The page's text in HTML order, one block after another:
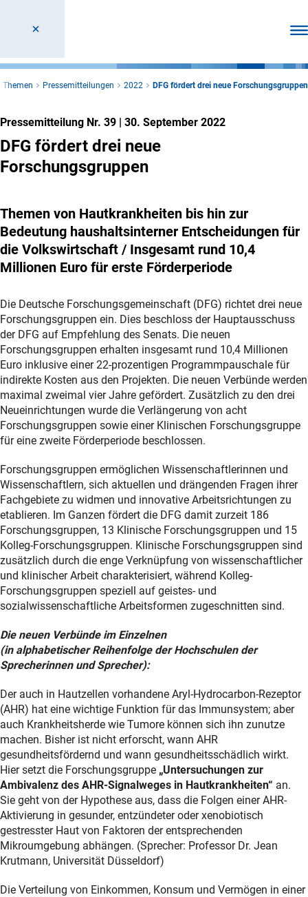
Themen Pressemitteilungen 2022 DFG fördert drei neue Forschungsgruppen
Pressemitteilung Nr. 39 | 30. September 2022
DFG fördert drei neue
Forschungsgruppen
Themen von Hautkrankheiten bis hin zur
Bedeutung haushaltsinterner Entscheidungen für
die Volkswirtschaft / Insgesamt rund 10,4
Millionen Euro für erste Förderperiode
Die Deutsche Forschungsgemeinschaft (DFG) richtet drei neue
Forschungsgruppen ein. Dies beschloss der Hauptausschuss
der DFG auf Empfehlung des Senats. Die neuen
Forschungsgruppen erhalten insgesamt rund 10,4 Millionen
Euro inklusive einer 22-prozentigen Programmpauschale für
indirekte Kosten aus den Projekten. Die neuen Verbünde werden
maximal zweimal vier Jahre gefördert. Zusätzlich zu den drei
Neueinrichtungen wurde die Verlängerung von acht
Forschungsgruppen sowie einer Klinischen Forschungsgruppe
für eine zweite Förderperiode beschlossen.
Forschungsgruppen ermöglichen Wissenschaftlerinnen und
Wissenschaftlern, sich aktuellen und drängenden Fragen ihrer
Fachgebiete zu widmen und innovative Arbeitsrichtungen zu
etablieren. Im Ganzen fördert die DFG damit zurzeit 186
Forschungsgruppen, 13 Klinische Forschungsgruppen und 15
Kolleg-Forschungsgruppen. Klinische Forschungsgruppen sind
zusätzlich durch die enge Verknüpfung von wissenschaftlicher
und klinischer Arbeit charakterisiert, während Kolleg-
Forschungsgruppen speziell auf geistes- und
sozialwissenschaftliche Arbeitsformen zugeschnitten sind.
Die neuen Verbünde im Einzelnen
(in alphabetischer Reihenfolge der Hochschulen der
Sprecherinnen und Sprecher):
Der auch in Hautzellen vorhandene Aryl-Hydrocarbon-Rezeptor
(AHR) hat eine wichtige Funktion für das Immunsystem; aber
auch Krankheitsherde wie Tumore können sich ihn zunutze
machen. Bisher ist nicht erforscht, wann AHR
gesundheitsfördernd und wann gesundheitsschädlich wirkt.
Hier setzt die Forschungsgruppe „Untersuchungen zur
Ambivalenz des AHR-Signalweges in Hautkrankheiten“ an.
Sie geht von der Hypothese aus, dass die Folgen einer AHR-
Aktivierung in gesunder, entzündeter oder xenobiotisch
gestresster Haut von Faktoren der entsprechenden
Mikroumgebung abhängen. (Sprecher: Professor Dr. Jean
Krutmann, Universität Düsseldorf)
Die Verteilung von Einkommen, Konsum und Vermögen in einer